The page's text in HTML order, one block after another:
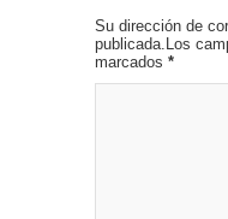
Su dirección de
publicada.Los
marcados *